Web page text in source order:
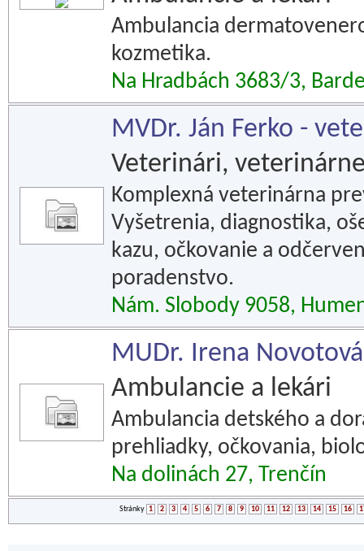
Ambulancia
kozmetika.
Na Hradbách 3683/3,
MVDr. Ján Ferko -
Veterinári,
Komplexná veterinárna
Vyšetrenia, diagnostika,
kazu, očkovanie a
poradenstvo.
Nám. Slobody 9058,
MUDr. Irena
Ambulancie a lekári
Ambulancia detského a
prehliadky, očkovania,
Na dolinách 27, Trenčín
Stránky 1 2 3 4 5 6 7 8 9 10 11 12 13 14 15 16